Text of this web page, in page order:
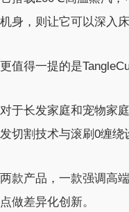
机身，则让它可以深入
更值得一提的是
对于长发家庭和宠物家
发切割技术与滚刷0缠
两款产品，一款强调高
点做差异化创新。